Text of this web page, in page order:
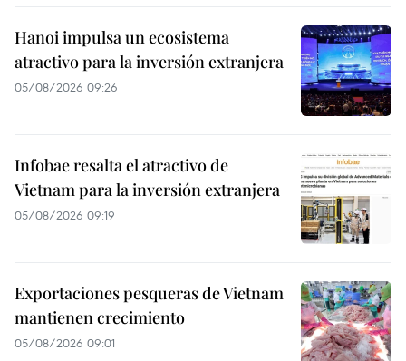
Hanoi impulsa un ecosistema
atractivo para la inversión extranjera
05/08/2026 09:26
Infobae resalta el atractivo de
Vietnam para la inversión extranjera
05/08/2026 09:19
Exportaciones pesqueras de Vietnam
mantienen crecimiento
05/08/2026 09:01